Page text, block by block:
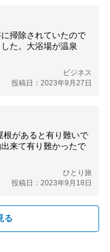
掃除されていたので
た。大浴場が温泉
ビジネス
投稿日：2023年9月27日
根があると有り難いで
来て有り難かったで
ひとり旅
投稿日：2023年9月18日
る